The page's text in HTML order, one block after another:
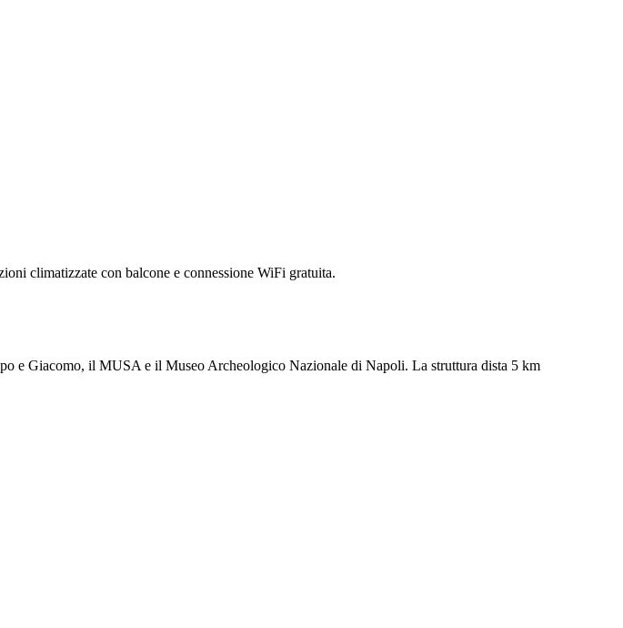
climatizzate con balcone e connessione WiFi gratuita.
e Giacomo, il MUSA e il Museo Archeologico Nazionale di Napoli. La struttura dista 5 km